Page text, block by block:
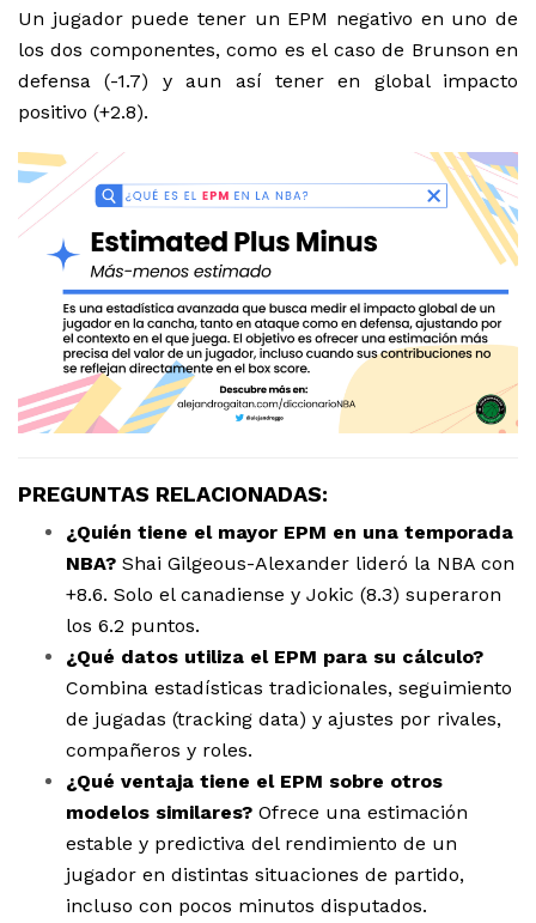
Un jugador puede tener un EPM negativo en uno de
los dos componentes, como es el caso de Brunson en
defensa (-1.7) y aun así tener en global impacto
positivo (+2.8).
PREGUNTAS RELACIONADAS:
¿Quién tiene el mayor EPM en una temporada
NBA? Shai Gilgeous-Alexander lideró la NBA con
+8.6. Solo el canadiense y Jokic (8.3) superaron
los 6.2 puntos.
¿Qué datos utiliza el EPM para su cálculo?
Combina estadísticas tradicionales, seguimiento
de jugadas (tracking data) y ajustes por rivales,
compañeros y roles.
¿Qué ventaja tiene el EPM sobre otros
modelos similares? Ofrece una estimación
estable y predictiva del rendimiento de un
jugador en distintas situaciones de partido,
incluso con pocos minutos disputados.